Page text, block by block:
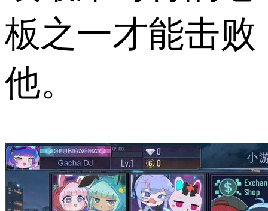
板之一才能击败
他。